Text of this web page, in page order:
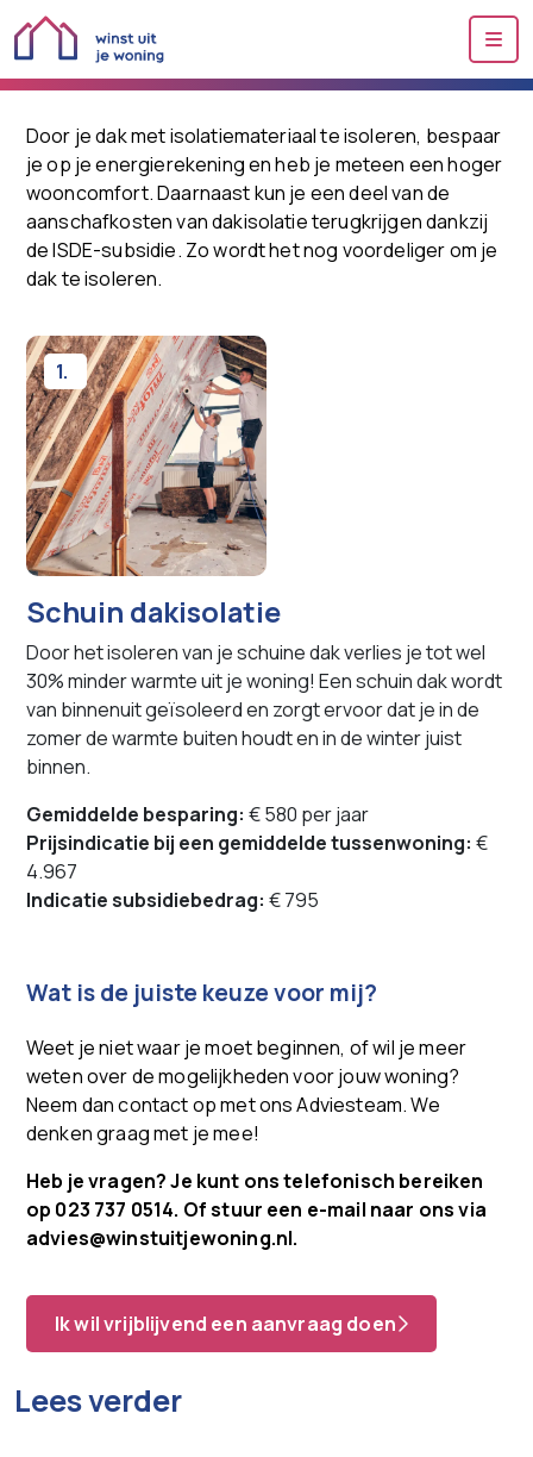
Door je dak met isolatiemateriaal te isoleren, bespaar
je op je energierekening en heb je meteen een hoger
wooncomfort. Daarnaast kun je een deel van de
aanschafkosten van dakisolatie terugkrijgen dankzij
de ISDE-subsidie. Zo wordt het nog voordeliger om je
dak te isoleren.
1.
Schuin dakisolatie
Door het isoleren van je schuine dak verlies je tot wel
30% minder warmte uit je woning! Een schuin dak wordt
van binnenuit geïsoleerd en zorgt ervoor dat je in de
zomer de warmte buiten houdt en in de winter juist
binnen.
Gemiddelde besparing: € 580 per jaar
Prijsindicatie bij een gemiddelde tussenwoning: €
4.967
Indicatie subsidiebedrag: € 795
Wat is de juiste keuze voor mij?
Weet je niet waar je moet beginnen, of wil je meer
weten over de mogelijkheden voor jouw woning?
Neem dan contact op met ons Adviesteam. We
denken graag met je mee!
Heb je vragen? Je kunt ons telefonisch bereiken
op 023 737 0514. Of stuur een e-mail naar ons via
advies@winstuitjewoning.nl.
Ik wil vrijblijvend een aanvraag doen
Lees verder